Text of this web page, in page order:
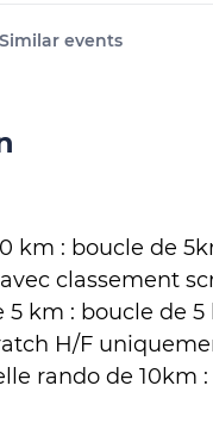
Similar events
km : boucle de
classement
5 km : boucle de
H/F
rando de 10km